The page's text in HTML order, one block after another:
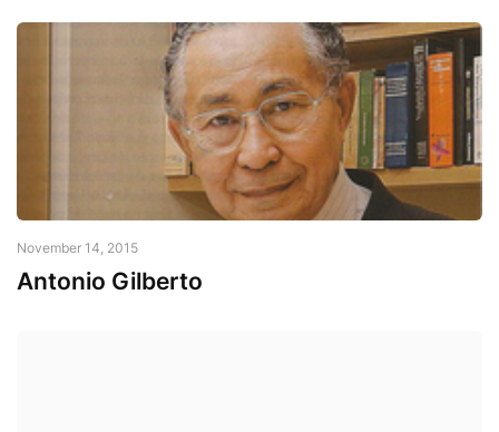
November 14, 2015
Antonio Gilberto